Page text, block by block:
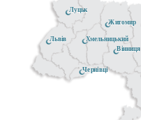
Житомир
Чернівці
Хмельницький
Луцьк
Вінниця
Львів